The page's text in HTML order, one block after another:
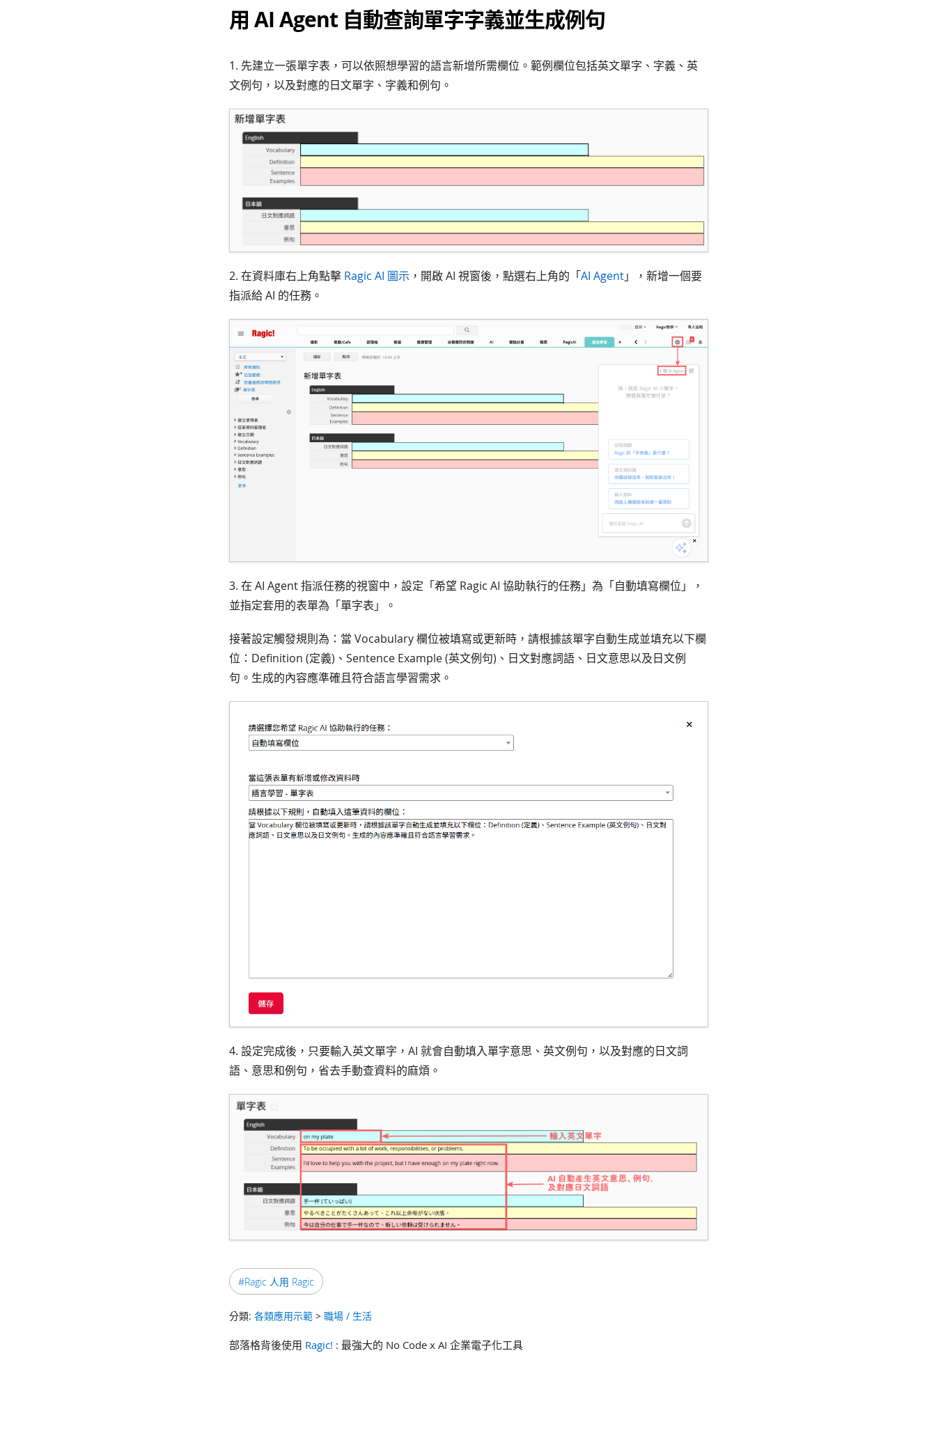
用 AI Agent 自動查詢單字字義並生成例句
1. 先建立一張單字表，可以依照想學習的語言新增所需欄位。範例欄位包括英文單字、字義、英
文例句，以及對應的日文單字、字義和例句。
2. 在資料庫右上角點擊 Ragic AI 圖示 ，開啟 AI 視窗後，點選右上角的「AI Agent」，新增一個要
指派給 AI 的任務。
3. 在 AI Agent 指派任務的視窗中，設定「希望 Ragic AI 協助執行的任務」為「自動填寫欄位」，
並指定套用的表單為「單字表」。
接著設定觸發規則為：當 Vocabulary 欄位被填寫或更新時，請根據該單字自動生成並填充以下欄
位：Definition (定義)、Sentence Example (英文例句)、日文對應詞語、日文意思以及日文例
句。生成的內容應準確且符合語言學習需求。
4. 設定完成後，只要輸入英文單字，AI 就會自動填入單字意思、英文例句，以及對應的日文詞
語、意思和例句，省去手動查資料的麻煩。
#Ragic 人用 Ragic
分類:各類應用示範 >職場 / 生活
部落格背後使用 Ragic! : 最強大的 No Code x AI 企業電子化工具